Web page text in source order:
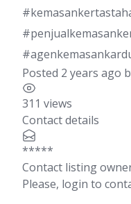
Posted 2 years ago
311 views
Contact details
*****
Contact listing
Please, login to